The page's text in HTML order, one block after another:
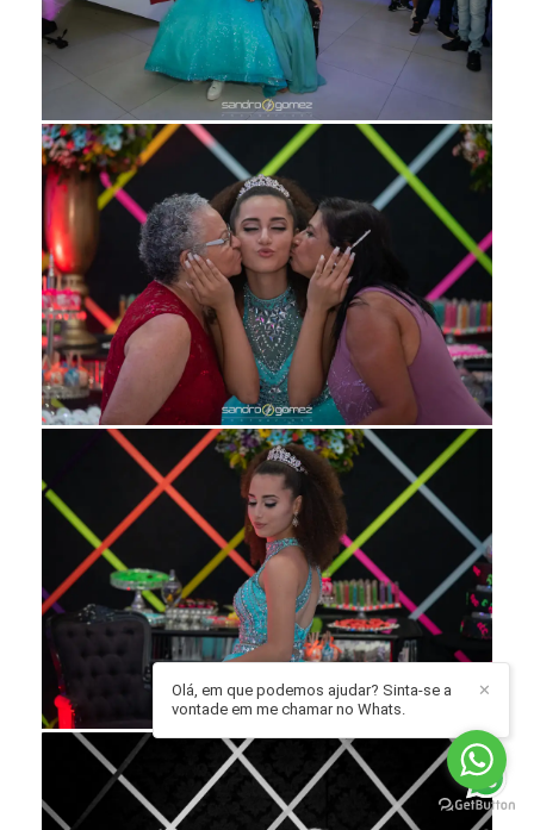
✕
Olá, em que podemos ajudar? Sinta-se a
vontade em me chamar no Whats.